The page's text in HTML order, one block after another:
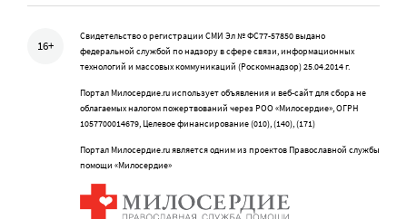
16+
Свидетельство о регистрации СМИ Эл № ФС77-57850 выдано
федеральной службой по надзору в сфере связи, информационных
технологий и массовых коммуникаций (Роскомнадзор) 25.04.2014 г.
Портал Милосердие.ru использует объявления и веб-сайт для сбора не
облагаемых налогом пожертвований через РОО «Милосердие», ОГРН
1057700014679, Целевое финансирование (010), (140), (171)
Портал Милосердие.ru является одним из проектов Православной службы
помощи «Милосердие»